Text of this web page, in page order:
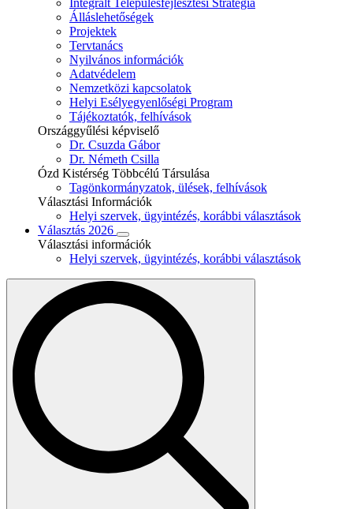
Integrált Településfejlesztési Stratégia
Álláslehetőségek
Projektek
Tervtanács
Nyilvános információk
Adatvédelem
Nemzetközi kapcsolatok
Helyi Esélyegyenlőségi Program
Tájékoztatók, felhívások
Országgyűlési képviselő
Dr. Csuzda Gábor
Dr. Németh Csilla
Ózd Kistérség Többcélú Társulása
Tagönkormányzatok, ülések, felhívások
Választási Információk
Helyi szervek, ügyintézés, korábbi választások
Választás 2026
Választási információk
Helyi szervek, ügyintézés, korábbi választások